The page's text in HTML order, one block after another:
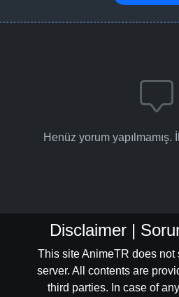
Henüz yorum yapılmamış.
Disclaimer |
This site AnimeTR does not
server. All contents are
third parties. In case of